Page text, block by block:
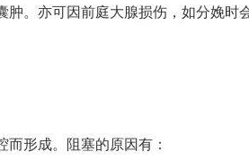
。亦可因前庭大腺损伤，如分娩时
形成。阻塞的原因有：